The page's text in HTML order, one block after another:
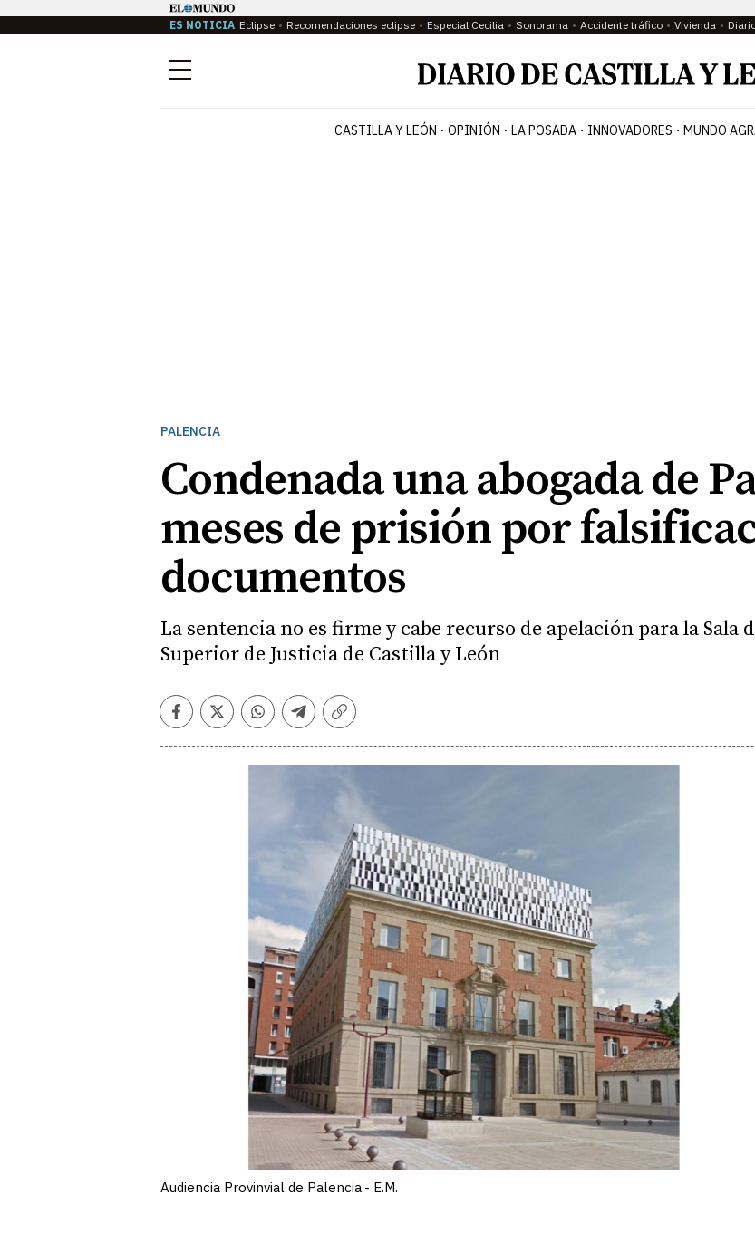
ES NOTICIA Eclipse Recomendaciones eclipse Especial Cecilia Sonorama Accidente tráfico Vivienda
Menú
CASTILLA Y LEÓN OPINIÓN LA POSADA INNOVADORES MUNDO
PALENCIA
Condenada una abogada de
meses de prisión por
documentos
La sentencia no es firme y cabe recurso de apelación para la Sala
Superior de Justicia de Castilla y León
Facebook
TwitterWhatsapp
Telegram
Copiar
Audiencia Provinvial de Palencia.- E.M.